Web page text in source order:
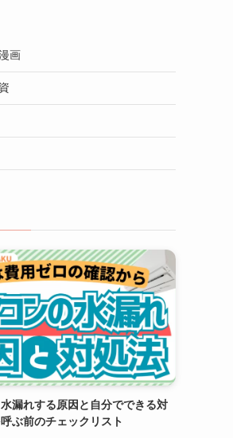
画
漏れする原因と自分でできる対
ぶ前のチェックリスト